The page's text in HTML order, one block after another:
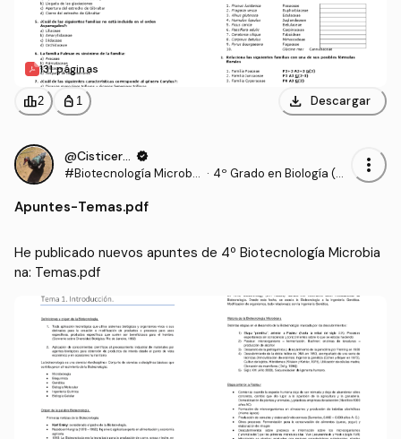
131 páginas
leaderboard2 personal_bag 1 download Descargar
@Cisticercoverified
#Biotecnología Microbia · 4º Grado en Biología (UE
more_vert
Apuntes-Temas.pdf
He publicado nuevos apuntes de 4º Biotecnología Microbia
na: Temas.pdf